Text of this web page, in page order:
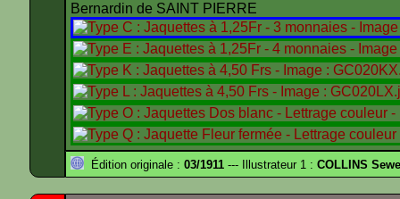
Bernardin de SAINT PIERRE
Édition originale : 03/1911 --- Illustrateur 1 : COLLINS